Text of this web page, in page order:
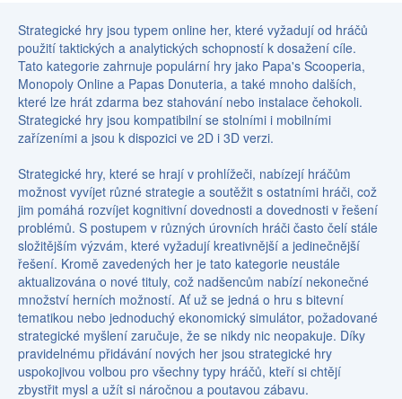
Strategické hry jsou typem online her, které vyžadují od hráčů
použití taktických a analytických schopností k dosažení cíle.
Tato kategorie zahrnuje populární hry jako Papa's Scooperia,
Monopoly Online a Papas Donuteria, a také mnoho dalších,
které lze hrát zdarma bez stahování nebo instalace čehokoli.
Strategické hry jsou kompatibilní se stolními i mobilními
zařízeními a jsou k dispozici ve 2D i 3D verzi.
Strategické hry, které se hrají v prohlížeči, nabízejí hráčům
možnost vyvíjet různé strategie a soutěžit s ostatními hráči, což
jim pomáhá rozvíjet kognitivní dovednosti a dovednosti v řešení
problémů. S postupem v různých úrovních hráči často čelí stále
složitějším výzvám, které vyžadují kreativnější a jedinečnější
řešení. Kromě zavedených her je tato kategorie neustále
aktualizována o nové tituly, což nadšencům nabízí nekonečné
množství herních možností. Ať už se jedná o hru s bitevní
tematikou nebo jednoduchý ekonomický simulátor, požadované
strategické myšlení zaručuje, že se nikdy nic neopakuje. Díky
pravidelnému přidávání nových her jsou strategické hry
uspokojivou volbou pro všechny typy hráčů, kteří si chtějí
zbystřit mysl a užít si náročnou a poutavou zábavu.